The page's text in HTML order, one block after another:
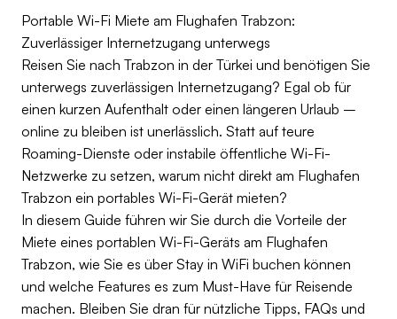
Portable Wi-Fi Miete am Flughafen Trabzon:
Zuverlässiger Internetzugang unterwegs
Reisen Sie nach Trabzon in der Türkei und benötigen Sie
unterwegs zuverlässigen Internetzugang? Egal ob für
einen kurzen Aufenthalt oder einen längeren Urlaub –
online zu bleiben ist unerlässlich. Statt auf teure
Roaming-Dienste oder instabile öffentliche Wi-Fi-
Netzwerke zu setzen, warum nicht direkt am Flughafen
Trabzon ein portables Wi-Fi-Gerät mieten?
In diesem Guide führen wir Sie durch die Vorteile der
Miete eines portablen Wi-Fi-Geräts am Flughafen
Trabzon, wie Sie es über Stay in WiFi buchen können
und welche Features es zum Must-Have für Reisende
machen. Bleiben Sie dran für nützliche Tipps, FAQs und